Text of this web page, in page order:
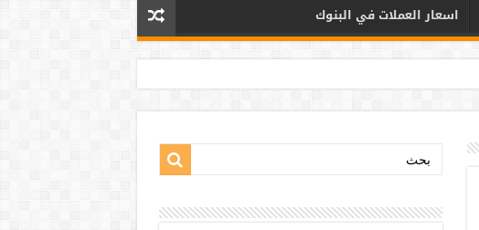
اسعار العملات في البنوك
بحث: